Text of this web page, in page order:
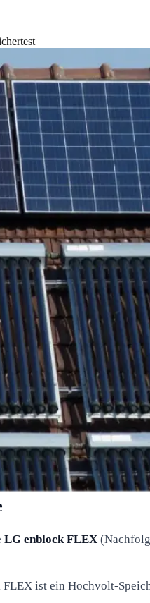
test
LG enblock FLEX
FLEX ist ein Hochvolt-